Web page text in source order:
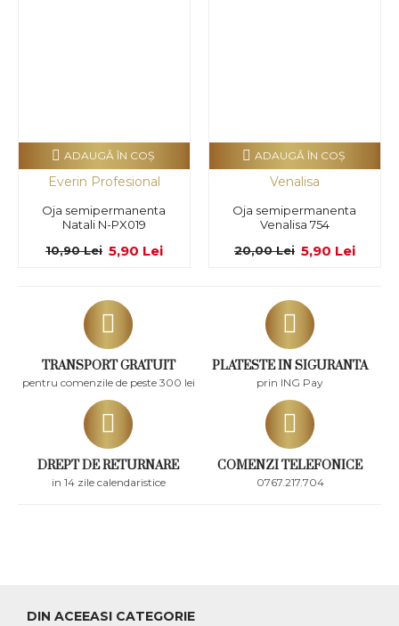
TRANSPORT GRATUIT
pentru comenzile de peste 300 lei
PLATESTE IN SIGURANTA
prin ING Pay
DREPT DE RETURNARE
in 14 zile calendaristice
COMENZI TELEFONICE
0767.217.704
Everin Profesional
Oja semipermanenta
Natali N-PX019
5,90 Lei
10,90 Lei
ADAUGĂ ÎN COŞ
Venalisa
Oja semipermanenta
Venalisa 754
5,90 Lei
20,00 Lei
ADAUGĂ ÎN COŞ
DIN ACEEASI CATEGORIE